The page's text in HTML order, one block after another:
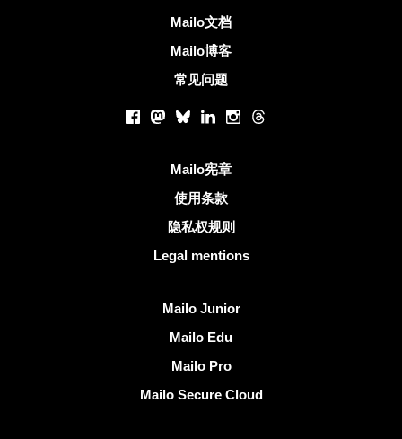
Mailo文档
Mailo博客
常见问题
Facebook
Mastodon
BlueskyLinkedInInstagram
Threads
Mailo宪章
使用条款
隐私权规则
Legal mentions
Mailo Junior
Mailo Edu
Mailo Pro
Mailo Secure Cloud